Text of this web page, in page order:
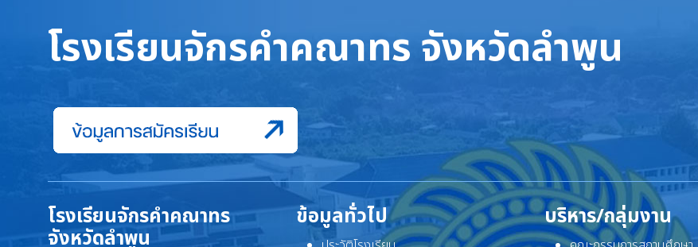
โรงเรียนจักรคำคณาทร จังหวัดลำพูน
โรงเรียนจักรคำคณาทร
จังหวัดลำพูน
ข้อมูลทั่วไป บริหาร/กลุ่มงาน